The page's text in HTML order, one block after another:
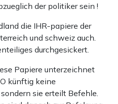
der politiker sein !
die IHR-papiere der
und schweiz auch.
durchgesickert.
Papiere unterzeichnet
künftig keine
sie erteilt Befehle.